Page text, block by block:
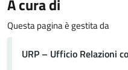
A cura di
Questa pagina è gestita da
URP – Ufficio Relazioni